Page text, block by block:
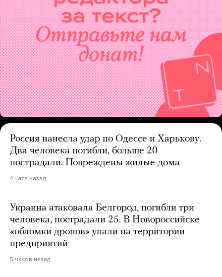
Россия нанесла удар по Одессе и Харькову.
Два человека погибли, больше 20
пострадали. Повреждены жилые дома
4 часа назад
Украина атаковала Белгород, погибли три
человека, пострадали 25. В Новороссийске
«обломки дронов» упали на территории
предприятий
5 часов назад